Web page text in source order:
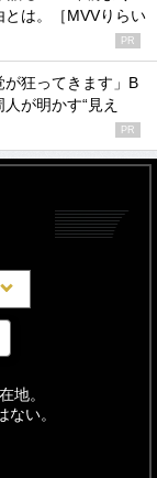
は。［MVVりらい
PR
が狂ってきます」B
が明かす“見え
PR
地。
ない。